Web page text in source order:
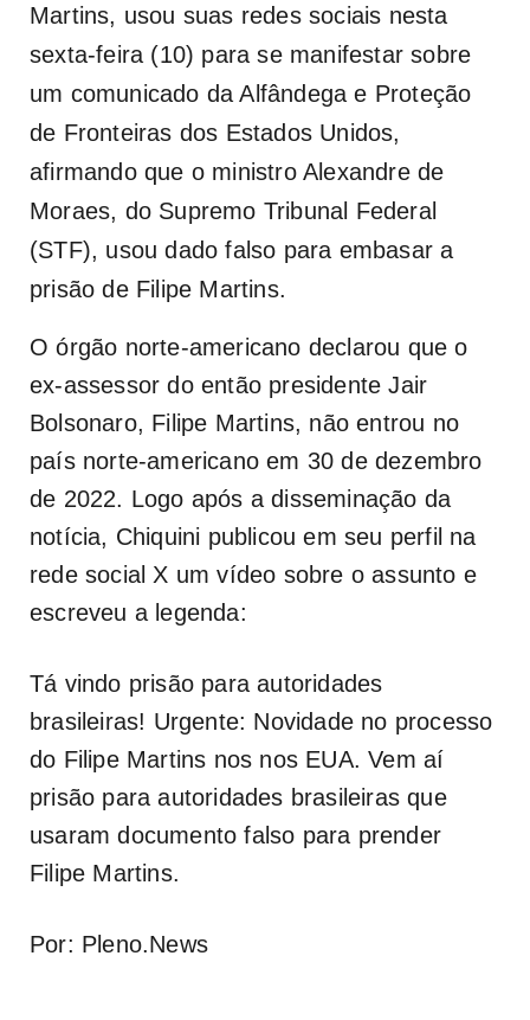
Martins, usou suas redes sociais nesta
sexta-feira (10) para se manifestar sobre
um comunicado da Alfândega e Proteção
de Fronteiras dos Estados Unidos,
afirmando que o ministro Alexandre de
Moraes, do Supremo Tribunal Federal
(STF), usou dado falso para embasar a
prisão de Filipe Martins.
O órgão norte-americano declarou que o
ex-assessor do então presidente Jair
Bolsonaro, Filipe Martins, não entrou no
país norte-americano em 30 de dezembro
de 2022. Logo após a disseminação da
notícia, Chiquini publicou em seu perfil na
rede social X um vídeo sobre o assunto e
escreveu a legenda:
Tá vindo prisão para autoridades
brasileiras! Urgente: Novidade no processo
do Filipe Martins nos nos EUA. Vem aí
prisão para autoridades brasileiras que
usaram documento falso para prender
Filipe Martins.
Por: Pleno.News